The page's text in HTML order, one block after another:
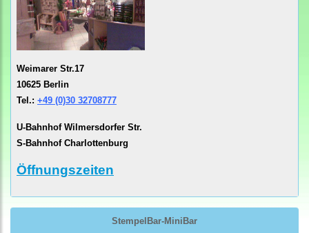
Weimarer Str.17
10625 Berlin
Tel.: +49 (0)30 32708777
U-Bahnhof Wilmersdorfer Str.
S-Bahnhof Charlottenburg
Öffnungszeiten
StempelBar-MiniBar